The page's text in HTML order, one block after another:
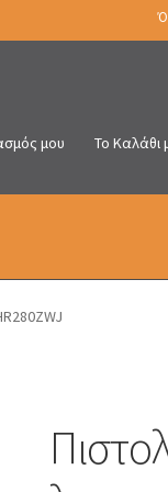
μου Το Καλάθι